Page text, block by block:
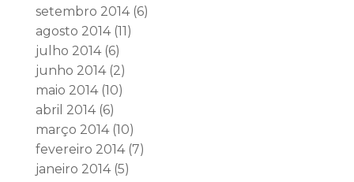
setembro 2014(6)
agosto 2014(11)
julho 2014(6)
junho 2014(2)
maio 2014(10)
abril 2014(6)
março 2014(10)
fevereiro 2014(7)
janeiro 2014(5)